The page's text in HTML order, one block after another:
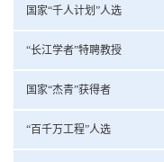
国家“千人计划”人选
“长江学者”特聘教授
国家“杰青”获得者
“百千万工程”人选